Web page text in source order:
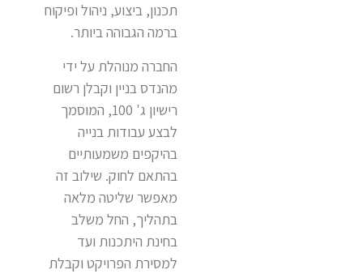
תכנון, ביצוע, ניהול ופיקוח
ברמה הגבוהה ביותר.
החברה מנוהלת על ידי
מהנדס בניין וקבלן רשום
רישיון ג' 100, המוסמך
לבצע עבודות בנייה
בהיקפים משמעותיים
בהתאם לחוק. שילוב זה
מאפשר שליטה מלאה
בתהליך, החל משלב
בחינת היתכנות ועד
למסירת הפרויקט וקבלת